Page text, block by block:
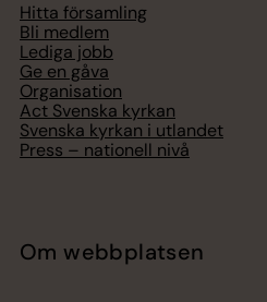
Hitta församling
Bli medlem
Lediga jobb
Ge en gåva
Organisation
Act Svenska kyrkan
Svenska kyrkan i utlandet
Press – nationell nivå
Om webbplatsen